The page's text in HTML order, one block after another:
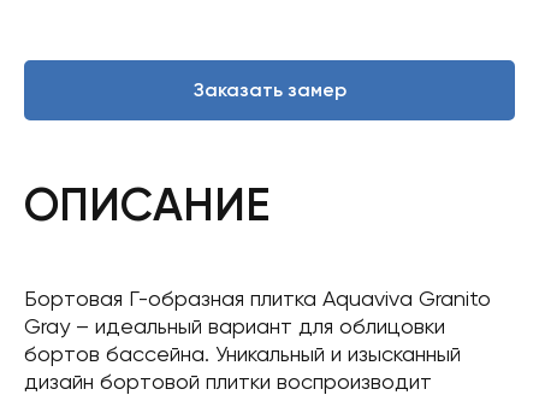
Заказать замер
ОПИСАНИЕ
Бортовая Г-образная плитка Aquaviva Granito
Gray – идеальный вариант для облицовки
бортов бассейна. Уникальный и изысканный
дизайн бортовой плитки воспроизводит